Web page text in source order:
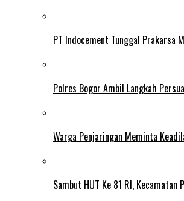
PT Indocement Tunggal Prakarsa
Polres Bogor Ambil Langkah
Warga Penjaringan Meminta
Sambut HUT Ke 81 RI, Kecamatan